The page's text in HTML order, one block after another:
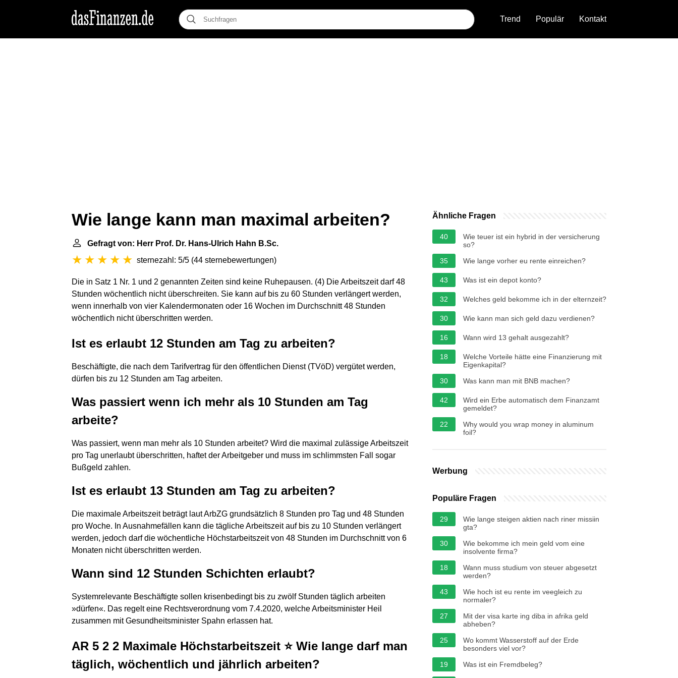
Trend Populär Kontakt
Wie lange kann man maximal arbeiten?
Gefragt von: Herr Prof. Dr. Hans-Ulrich Hahn B.Sc.
sternezahl: 5/5 (44 sternebewertungen)
Die in Satz 1 Nr. 1 und 2 genannten Zeiten sind keine Ruhepausen. (4) Die Arbeitszeit darf 48
Stunden wöchentlich nicht überschreiten. Sie kann auf bis zu 60 Stunden verlängert werden,
wenn innerhalb von vier Kalendermonaten oder 16 Wochen im Durchschnitt 48 Stunden
wöchentlich nicht überschritten werden.
Ist es erlaubt 12 Stunden am Tag zu arbeiten?
Beschäftigte, die nach dem Tarifvertrag für den öffentlichen Dienst (TVöD) vergütet werden,
dürfen bis zu 12 Stunden am Tag arbeiten.
Was passiert wenn ich mehr als 10 Stunden am Tag
arbeite?
Was passiert, wenn man mehr als 10 Stunden arbeitet? Wird die maximal zulässige Arbeitszeit
pro Tag unerlaubt überschritten, haftet der Arbeitgeber und muss im schlimmsten Fall sogar
Bußgeld zahlen.
Ist es erlaubt 13 Stunden am Tag zu arbeiten?
Die maximale Arbeitszeit beträgt laut ArbZG grundsätzlich 8 Stunden pro Tag und 48 Stunden
pro Woche. In Ausnahmefällen kann die tägliche Arbeitszeit auf bis zu 10 Stunden verlängert
werden, jedoch darf die wöchentliche Höchstarbeitszeit von 48 Stunden im Durchschnitt von 6
Monaten nicht überschritten werden.
Wann sind 12 Stunden Schichten erlaubt?
Systemrelevante Beschäftigte sollen krisenbedingt bis zu zwölf Stunden täglich arbeiten
»dürfen«. Das regelt eine Rechtsverordnung vom 7.4.2020, welche Arbeitsminister Heil
zusammen mit Gesundheitsminister Spahn erlassen hat.
AR 5 2 2 Maximale Höchstarbeitszeit ⭐ Wie lange darf man
täglich, wöchentlich und jährlich arbeiten?
Ähnliche Fragen
40
Wie teuer ist ein hybrid in der versicherung
so?
35
Wie lange vorher eu rente einreichen?
43 Was ist ein depot konto?
32 Welches geld bekomme ich in der elternzeit?
30 Wie kann man sich geld dazu verdienen?
16 Wann wird 13 gehalt ausgezahlt?
18
Welche Vorteile hätte eine Finanzierung mit
Eigenkapital?
30
Was kann man mit BNB machen?
42
Wird ein Erbe automatisch dem Finanzamt
gemeldet?
22
Why would you wrap money in aluminum
foil?
Werbung
Populäre Fragen
29
Wie lange steigen aktien nach riner missiin
gta?
30
Wie bekomme ich mein geld vom eine
insolvente firma?
18
Wann muss studium von steuer abgesetzt
werden?
43
Wie hoch ist eu rente im veegleich zu
normaler?
27
Mit der visa karte ing diba in afrika geld
abheben?
25
Wo kommt Wasserstoff auf der Erde
besonders viel vor?
19
Was ist ein Fremdbeleg?